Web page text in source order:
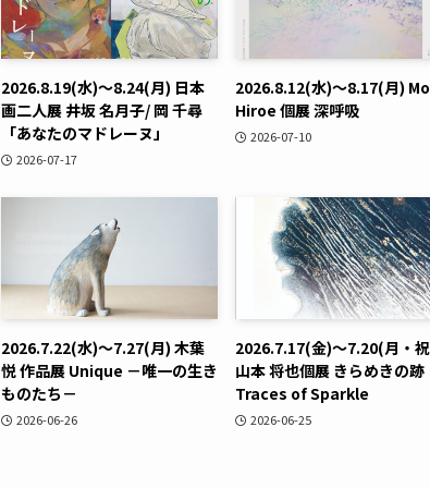
2026.8.19(水)〜8.24(月) 日本
画二人展 井坂 名月子/ 岡 千尋
「あなたのマドレーヌ」
2026-07-17
2026.8.12(水)〜8.17(月)
Hiroe 個展 深呼吸
2026-07-10
2026.7.22(水)〜7.27(月) 木葉
悦 作品展 Unique －唯一の生き
ものたち－
2026-06-26
2026.7.17(金)〜7.20(月・
山本 将也個展 きらめきの跡
Traces of Sparkle
2026-06-25